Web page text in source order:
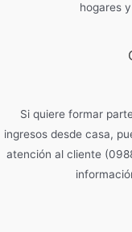
hogares
Si quiere formar
ingresos desde casa,
atención al cliente